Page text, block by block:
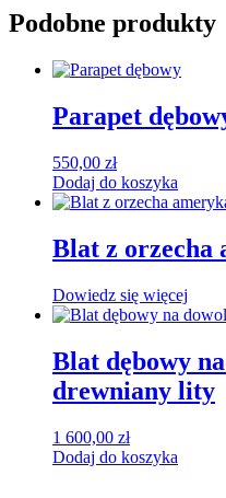
Podobne produkty
Parapet
550,00 zł
Dodaj do koszyka
Blat z orzecha
Dowiedz się więcej
Blat dębowy
drewniany lity
1 600,00 zł
Dodaj do koszyka